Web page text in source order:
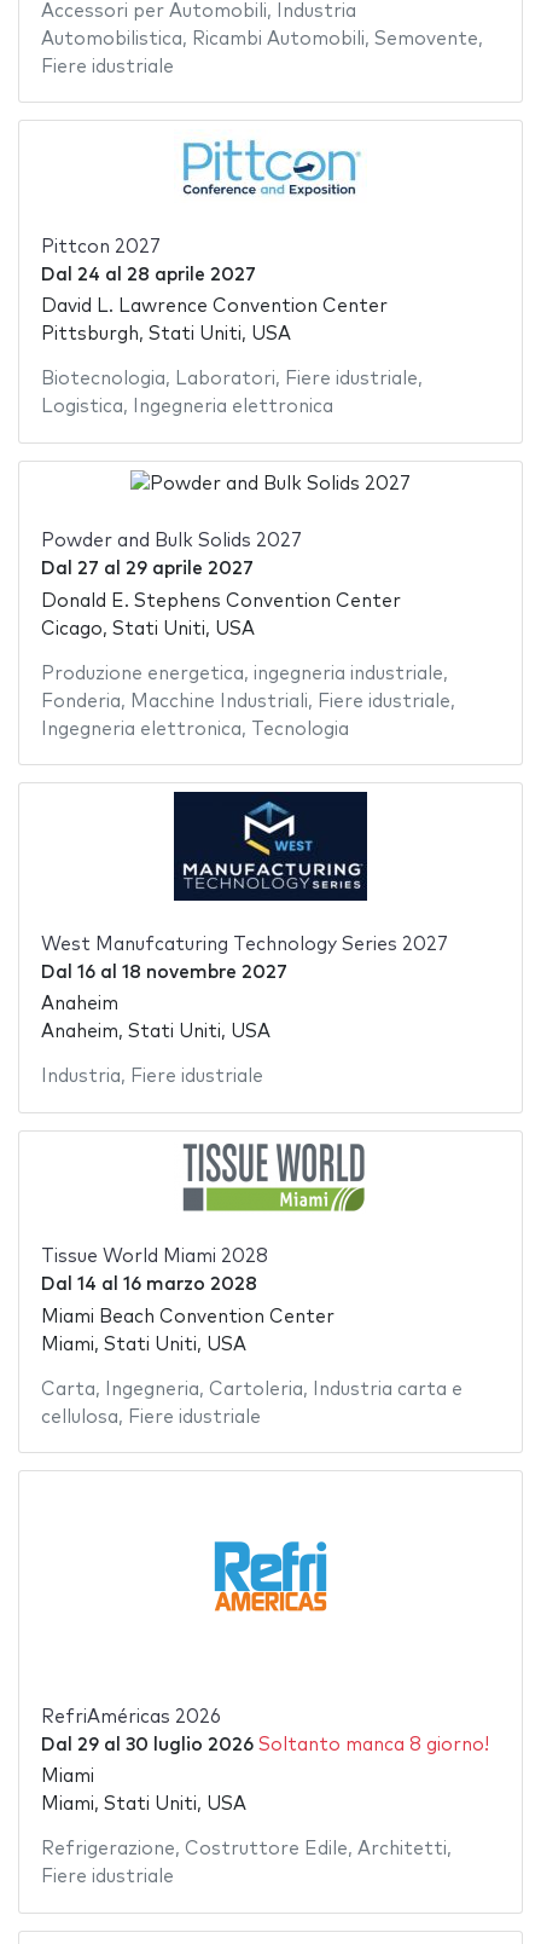
Accessori per Automobili,
Industria
Automobilistica, Ricambi Automobili, Semovente,
Fiere idustriale
Pittcon 2027
Dal 24 al 28 aprile 2027
David L. Lawrence Convention Center
Pittsburgh, Stati Uniti, USA
Biotecnologia, Laboratori, Fiere idustriale,
Logistica, Ingegneria elettronica
Powder and Bulk Solids 2027
Dal 27 al 29 aprile 2027
Donald E. Stephens Convention Center
Cicago, Stati Uniti, USA
Produzione energetica, ingegneria industriale,
Fonderia, Macchine Industriali, Fiere idustriale,
Ingegneria elettronica, Tecnologia
West Manufcaturing Technology Series 2027
Dal 16al 18 novembre 2027
Anaheim
Anaheim, Stati Uniti, USA
Industria, Fiere idustriale
Tissue World Miami 2028
Dal 14 al 16 marzo 2028
Miami Beach Convention Center
Miami, Stati Uniti, USA
Carta, Ingegneria, Cartoleria,
Industria carta e
cellulosa, Fiere idustriale
RefriAméricas 2026
Dal 29al 30 luglio 2026 Soltanto manca 8 giorno!
Miami
Miami, Stati Uniti, USA
Refrigerazione, Costruttore Edile, Architetti,
Fiere idustriale